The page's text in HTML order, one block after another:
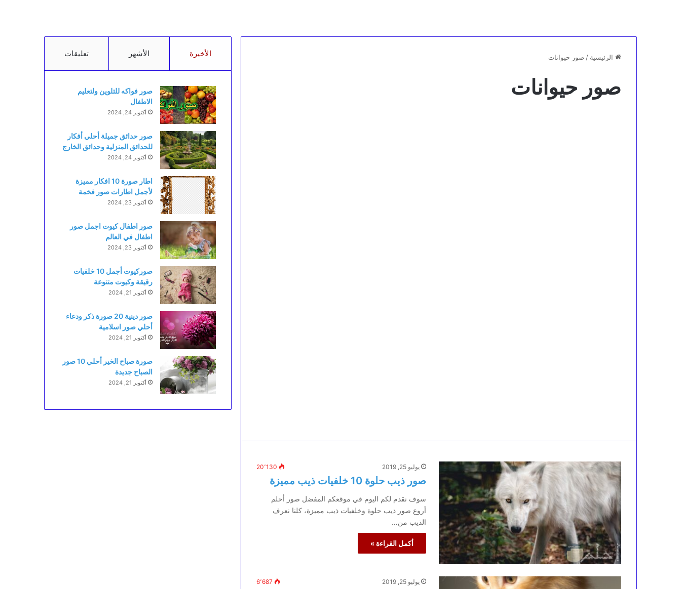
الرئيسية / صور حيوانات
صور حيوانات
يوليو 25, 2019 20٬130
صور ذيب حلوة 10 خلفيات ذيب مميزة
سوف نقدم لكم اليوم في موقعكم المفضل صور أحلم
أروع صور ذيب حلوة وخلفيات ذيب مميزة، كلنا نعرف
الذيب من…
أكمل القراءة »
يوليو 25, 2019 6٬687
الأخيرة الأشهر تعليقات
صور فواكه للتلوين ولتعليم
الاطفال
أكتوبر 24, 2024
صور حدائق جميلة أحلي أفكار
للحدائق المنزلية وحدائق الخارج
أكتوبر 24, 2024
اطار صورة 10 افكار مميزة
لأجمل اطارات صور فخمة
أكتوبر 23, 2024
صور اطفال كيوت اجمل صور
اطفال في العالم
أكتوبر 23, 2024
صوركيوت أجمل 10 خلفيات
رقيقة وكيوت متنوعة
أكتوبر 21, 2024
صور دينية 20 صورة ذكر ودعاء
أحلي صور اسلامية
أكتوبر 21, 2024
صورة صباح الخير أحلي 10 صور
الصباح جديدة
أكتوبر 21, 2024